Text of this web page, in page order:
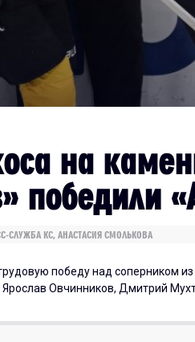
Сахалинские Акулы
СМО МХК Атлант
на
победили
СЛУЖБА КС, АНАСТАСИЯ СМОЛЬКОВА
победу над соперником
Ярослав Овчинников, Дмитрий